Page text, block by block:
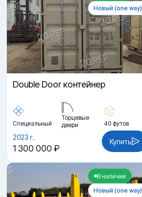
Новый (one way)
Double Door контейнер
Специальный
Торцевые
двери
40 футов
2023 г.
1 300 000 ₽
Купить
В наличии
Новый (one way)